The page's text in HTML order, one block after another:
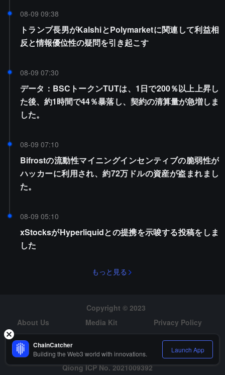
08-09 09:38
トランプ長男がKalshiとPolymarketに関連して利益相
反と情報優位性の疑問を引き起こす
08-09 07:30
データ：BSCトークンTUTは、1日で200％以上上昇し
た後、約1時間で44％暴落し、契約の清算量が急増しま
した。
08-09 07:10
Bifrostの流動性マイニングインセンティブの脆弱性が
ハッカーに利用され、約72万ドルの資産が盗まれまし
た。
08-09 05:10
xStocksがHyperliquidとの提携を示唆する投稿をしま
した
もっと見る
Copyright © 2023
About Us
Media Kit
Privacy Policy
Risk Warning
Hiring
Qiong ICP No. 2021009392
ChainCatcher
Building the Web3 world with innovations. Launch App